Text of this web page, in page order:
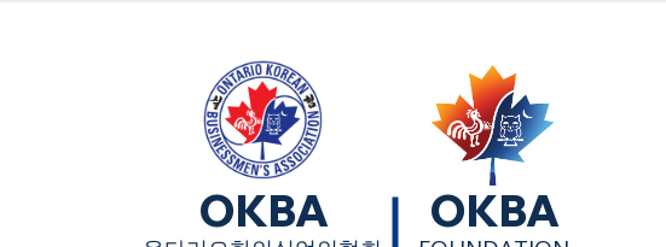
OKBA OKBA